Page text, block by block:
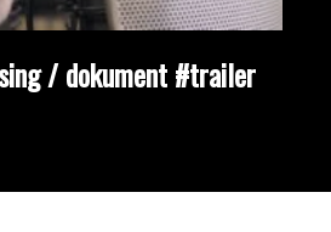
/ dokument #trailer